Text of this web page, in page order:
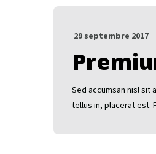
29 septembre 2017
Sed accumsan nisl sit
tellus in, placerat est.